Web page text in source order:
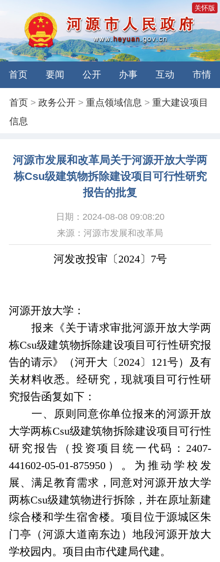
关怀版
首页 要闻 公开 办事 互动 市情
首页 >政务公开 >重点领域信息 >重大建设项目
信息
河源市发展和改革局关于河源开放大学两
栋Csu级建筑物拆除建设项目可行性研究
报告的批复
日期：2024-08-08 09:08:20
来源：河源市发展和改革局
河发改投审〔 2024〕 7号
河源开放大学：
报来《关于请求审批河源开放大学两
栋Csu级建筑物拆除建设项目可行性研究报
告的请示》（河开大〔 2024 〕 121号）及有
关材料收悉。经研究，现就项目可行性研
究报告函复如下：
一、原则同意你单位报来的河源开放
大学两栋Csu级建筑物拆除建设项目可行性
研究报告（投资项目统一代码： 2407-
441602-05-01-875950）。为推动学校发
展、满足教育需求，同意对河源开放大学
两栋Csu级建筑物进行拆除，并在原址新建
综合楼和学生宿舍楼。项目位于源城区朱
门亭（河源大道南东边）地段河源开放大
学校园内。项目由市代建局代建。